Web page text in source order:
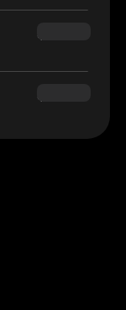
$160.00
$180.00